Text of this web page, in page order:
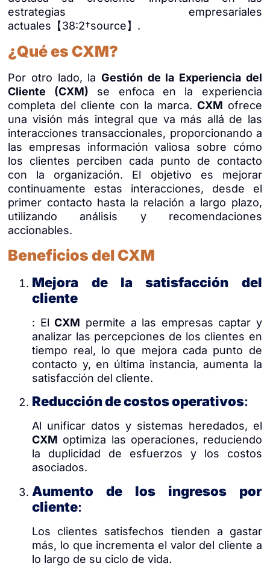
estrategias empresariales
actuales【38:2†source】.
¿Qué es CXM?
Por otro lado, la Gestión de la Experiencia del
Cliente (CXM) se enfoca en la experiencia
completa del cliente con la marca. CXM ofrece
una visión más integral que va más allá de las
interacciones transaccionales, proporcionando a
las empresas información valiosa sobre cómo
los clientes perciben cada punto de contacto
con la organización. El objetivo es mejorar
continuamente estas interacciones, desde el
primer contacto hasta la relación a largo plazo,
utilizando análisis y recomendaciones
accionables.
Beneficios del CXM
Mejora de la satisfacción del
cliente
: ElCXM permite a las empresas captar y
analizar las percepciones de los clientes en
tiempo real, lo que mejora cada punto de
contacto y, en última instancia, aumenta la
satisfacción del cliente.
Reducción de costos operativos:
Al unificar datos y sistemas heredados, el
CXM optimiza las operaciones, reduciendo
la duplicidad de esfuerzos y los costos
asociados.
Aumento de los ingresos por
cliente:
Los clientes satisfechos tienden a gastar
más, lo que incrementa el valor del cliente a
lo largo de su ciclo de vida.